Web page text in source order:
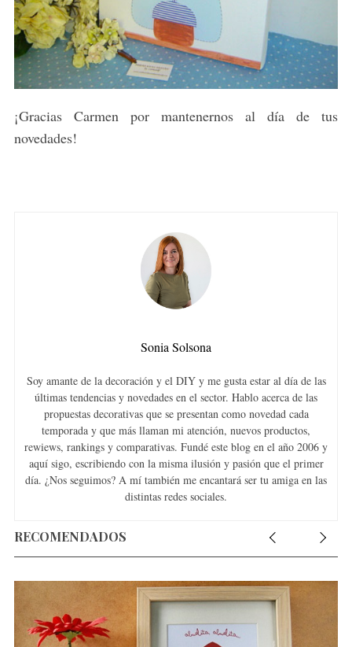
¡Gracias Carmen por mantenernos al día de tus
novedades!
Sonia Solsona
Soy amante de la decoración y el DIY y me gusta estar al día de las
últimas tendencias y novedades en el sector. Hablo acerca de las
propuestas decorativas que se presentan como novedad cada
temporada y que más llaman mi atención, nuevos productos,
rewiews, rankings y comparativas. Fundé este blog en el año 2006 y
aquí sigo, escribiendo con la misma ilusión y pasión que el primer
día. ¿Nos seguimos? A mí también me encantará ser tu amiga en las
distintas redes sociales.
RECOMENDADOS